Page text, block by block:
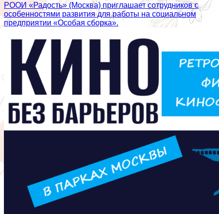
РООИ «Радость» (Москва) приглашает сотрудников с
особенностями развития для работы на социальном
предприятии «Особая сборка».